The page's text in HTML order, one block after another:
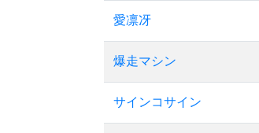
愛凛冴
爆走マシン
サインコサイン